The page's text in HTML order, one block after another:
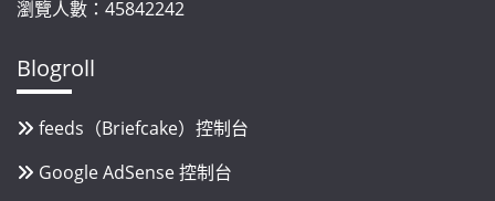
瀏覽人數：45842242
Blogroll
feeds（Briefcake）控制台
Google AdSense 控制台